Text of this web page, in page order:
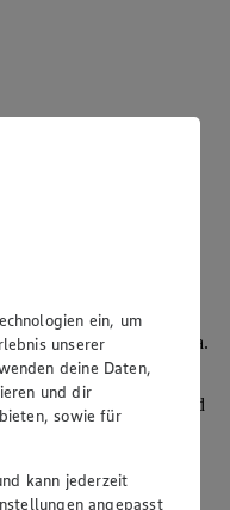
schneiden. Knoblauch
Zwiebeln, Knoblauch
zum Kochen
Nudeln zugeben und ca.
in Streifen schneiden und
ca. 5 Minuten unter
lassen und in
ein, um
unserer
deine Daten,
und dir
sowie für
kann jederzeit
angepasst